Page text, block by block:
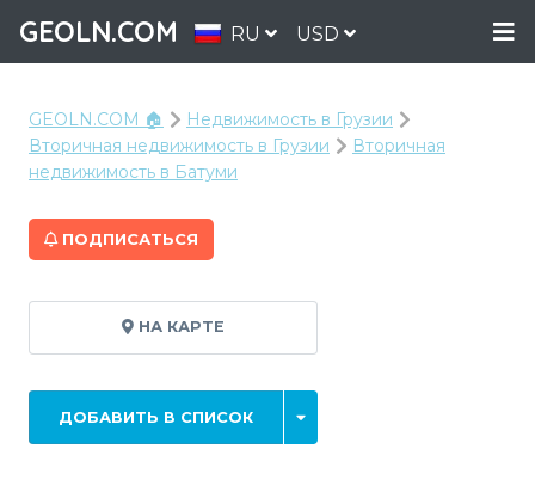
GEOLN.COM RU USD
GEOLN.COM 🏠
Недвижимость в Грузии
Вторичная недвижимость в Грузии
Вторичная
недвижимость в Батуми
ПОДПИСАТЬСЯ
НА КАРТЕ
ДОБАВИТЬ В СПИСОК